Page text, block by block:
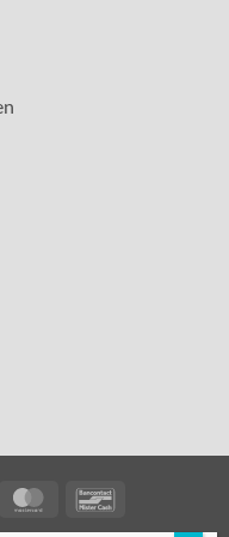
MasterCard